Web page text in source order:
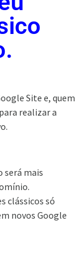
Site e, quem
realizar a
será mais
clássicos só
novos Google